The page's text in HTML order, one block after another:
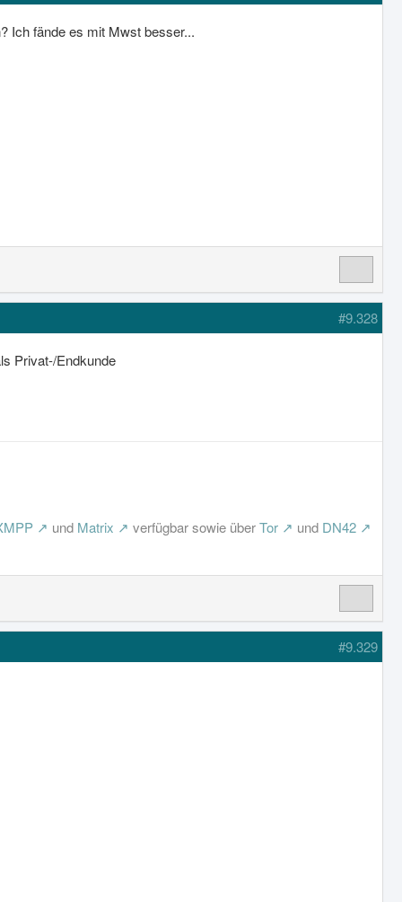
Ich fände es mit Mwst besser...
#9.328
Privat-/Endkunde
und Matrix verfügbar sowie überTor und DN42
#9.329